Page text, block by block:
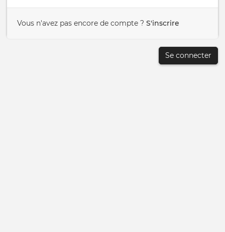
Vous n'avez pas encore de compte ? S'inscrire
Se connecter